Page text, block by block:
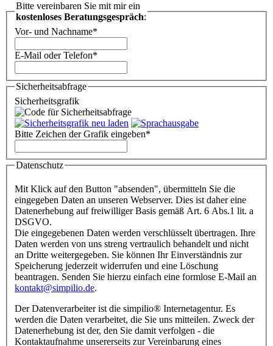
Bitte vereinbaren Sie mit mir ein
kostenloses Beratungsgespräch:
Vor- und Nachname*
E-Mail oder Telefon*
Sicherheitsabfrage
Sicherheitsgrafik
Bitte Zeichen der Grafik eingeben*
Datenschutz
Mit Klick auf den Button "absenden", übermitteln Sie die
eingegeben Daten an unseren Webserver. Dies ist daher eine
Datenerhebung auf freiwilliger Basis gemäß Art. 6 Abs.1 lit. a
DSGVO.
Die eingegebenen Daten werden verschlüsselt übertragen. Ihre
Daten werden von uns streng vertraulich behandelt und nicht
an Dritte weitergegeben. Sie können Ihr Einverständnis zur
Speicherung jederzeit widerrufen und eine Löschung
beantragen. Senden Sie hierzu einfach eine formlose E-Mail an
kontakt@simpilio.de.
Der Datenverarbeiter ist die simpilio® Internetagentur. Es
werden die Daten verarbeitet, die Sie uns mitteilen. Zweck der
Datenerhebung ist der, den Sie damit verfolgen - die
Kontaktaufnahme unsererseits zur Vereinbarung eines